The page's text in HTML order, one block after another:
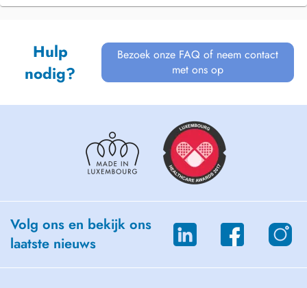
Hulp
nodig?
Bezoek onze FAQ of neem contact
met ons op
Volg ons en bekijk ons
laatste nieuws